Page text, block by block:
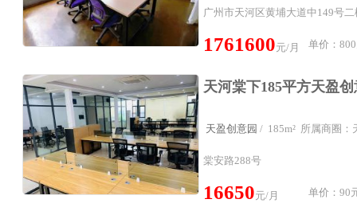
广州市天河区黄埔大道中149号
1761600元/月 单价：800
天盈创意园 / 185m² 所属商圈：
棠安路288号
16650元/月 单价：90